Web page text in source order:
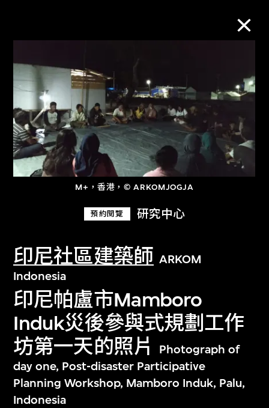
M+，香港，© ARKOMJOGJA
預約閱覽 研究中心
印尼社區建築師 ARKOM
Indonesia
印尼帕盧市Mamboro
Induk災後參與式規劃工作
坊第一天的照片
Photograph of
day one, Post-disaster Participative
Planning Workshop, Mamboro Induk, Palu,
Indonesia
M+藏品
進一步篩選 搜索
關於M+藏品
探索世界頂級的二十及二十一世紀視覺
文化藏品。